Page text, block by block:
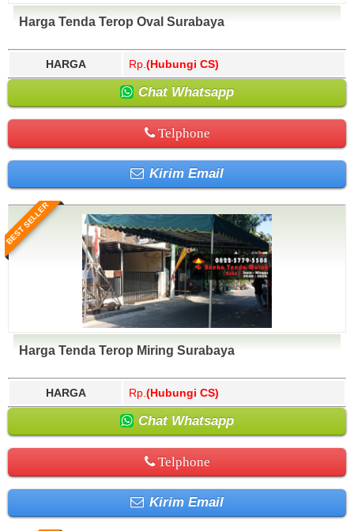
Harga Tenda Terop Oval Surabaya
HARGA Rp. (Hubungi CS)
Chat Whatsapp
Telphone
Kirim Email
BEST SELLER
Harga Tenda Terop Miring Surabaya
HARGA Rp. (Hubungi CS)
Chat Whatsapp
Telphone
Kirim Email